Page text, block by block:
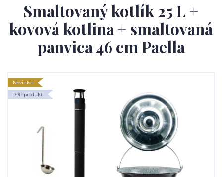
Smaltovaný kotlík 25 L +
kovová kotlina + smaltovaná
panvica 46 cm Paella
Novinka
TOP produkt